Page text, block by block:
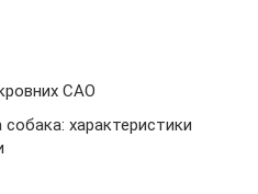
САО
характеристики